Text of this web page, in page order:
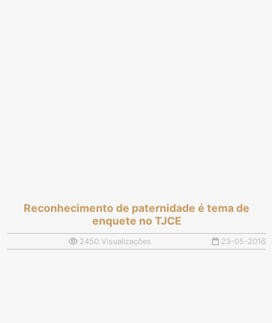
Reconhecimento de paternidade é tema de
enquete no TJCE
2450 Visualizações 23-05-2016